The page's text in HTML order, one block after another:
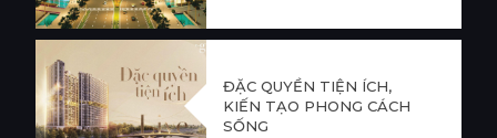
ĐẶC QUYỀN TIỆN ÍCH,
KIẾN TẠO PHONG CÁCH
SỐNG